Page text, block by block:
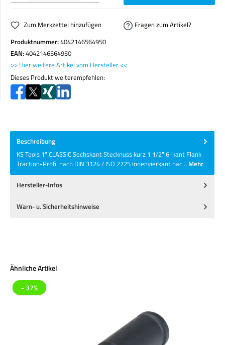
Zum Merkzettel hinzufügen
Fragen zum Artikel?
Produktnummer:4042146564950
EAN:4042146564950
>> Hier weitere Artikel vom Hersteller <<
Dieses Produkt weiterempfehlen:
Beschreibung
KS Tools 1" CLASSIC Sechskant Stecknuss kurz 1 1/2" 6-kant Flank
Traction-Profil nach DIN 3124 / ISO 2725 Innenvierkant nac… Mehr
Hersteller-Infos
Warn- u. Sicherheitshinweise
Produktgalerie überspringen
Ähnliche Artikel
- 37%